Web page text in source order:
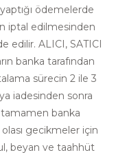
ödemelerde
iptal edilmesinden
edilir. ALICI, SATICI
banka tarafından
sürecin 2 ile 3
iadesinden sonra
tamamen banka
gecikmeler için
beyan ve taahhüt